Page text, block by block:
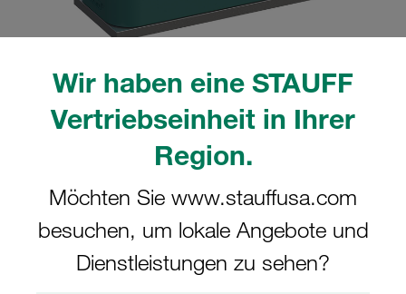
Wir haben eine STAUFF
Vertriebseinheit in Ihrer
Region.
Möchten Sie www.stauffusa.com
besuchen, um lokale Angebote und
Dienstleistungen zu sehen?
tatsächlichen Produkt abweichen.
Mehr anzeigen
Komplettschelle Standard-Baureihe Gr.
1a Ø12mm Polypropylen W5
Anschweißpl., kurz Deckpl., AS-
Schraube gerippt, mit Vorspannung